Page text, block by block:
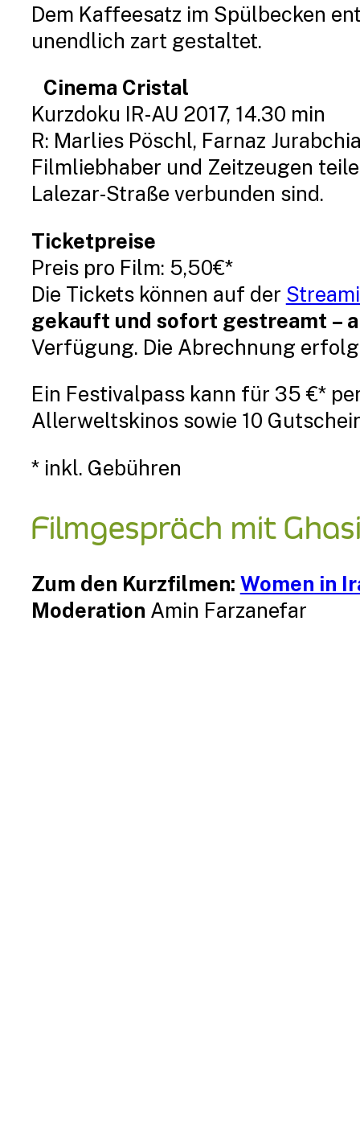
Dem Kaffeesatz im Spülbecken
unendlich zart gestaltet.
Cinema Cristal
Kurzdoku IR-AU 2017, 14.30 min
R: Marlies Pöschl, Farnaz
Filmliebhaber und Zeitzeugen
Lalezar-Straße verbunden sind.
Ticketpreise
Preis pro Film: 5,50€*
Die Tickets können auf der
gekauft und sofort gestreamt –
Verfügung. Die Abrechnung
Ein Festivalpass kann für 35 €*
Allerweltskinos sowie 10
* inkl. Gebühren
Filmgespräch mit
Zum den Kurzfilmen: Women in
Moderation Amin Farzanefar